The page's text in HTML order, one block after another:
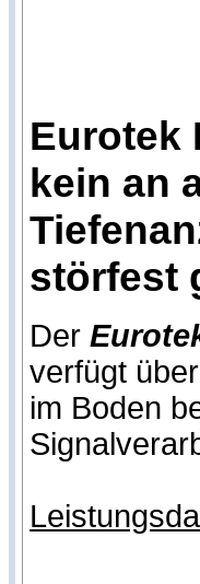
Eurotek
kein an
störfest
Der
verfügt
im Boden